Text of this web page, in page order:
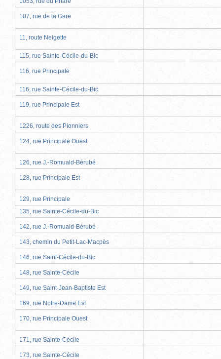
107, rue de la Gare
11, route Neigette
115, rue Sainte-Cécile-du-Bic
116, rue Principale
116, rue Sainte-Cécile-du-Bic
119, rue Principale Est
1226, route des Pionniers
124, rue Principale Ouest
126, rue J.-Romuald-Bérubé
128, rue Principale Est
129, rue Principale
135, rue Sainte-Cécile-du-Bic
142, rue J.-Romuald-Bérubé
143, chemin du Petit-Lac-Macpès
146, rue Saint-Cécile-du-Bic
148, rue Sainte-Cécile
149, rue Saint-Jean-Baptiste Est
169, rue Notre-Dame Est
170, rue Principale Ouest
171, rue Sainte-Cécile
173, rue Sainte-Cécile